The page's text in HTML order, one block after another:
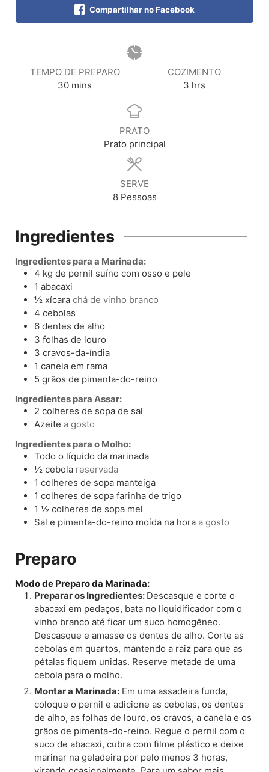
Compartilhar no Facebook
TEMPO DE PREPARO
30 mins
COZIMENTO
3 hrs
PRATO
Prato principal
SERVE
8 Pessoas
Ingredientes
Ingredientes para a Marinada:
4 kg de pernil suíno com osso e pele
1 abacaxi
½ xícara chá de vinho branco
4 cebolas
6 dentes de alho
3 folhas de louro
3 cravos-da-índia
1 canela em rama
5 grãos de pimenta-do-reino
Ingredientes para Assar:
2 colheres de sopa de sal
Azeite a gosto
Ingredientes para o Molho:
Todo o líquido da marinada
½ cebola reservada
1 colheres de sopa manteiga
1 colheres de sopa farinha de trigo
1 ½ colheres de sopa mel
Sal e pimenta-do-reino moída na hora a gosto
Preparo
Modo de Preparo da Marinada:
Preparar os Ingredientes: Descasque e corte o
abacaxi em pedaços, bata no liquidificador com o
vinho branco até ficar um suco homogêneo.
Descasque e amasse os dentes de alho. Corte as
cebolas em quartos, mantendo a raiz para que as
pétalas fiquem unidas. Reserve metade de uma
cebola para o molho.
Montar a Marinada: Em uma assadeira funda,
coloque o pernil e adicione as cebolas, os dentes
de alho, as folhas de louro, os cravos, a canela e os
grãos de pimenta-do-reino. Regue o pernil com o
suco de abacaxi, cubra com filme plástico e deixe
marinar na geladeira por pelo menos 3 horas,